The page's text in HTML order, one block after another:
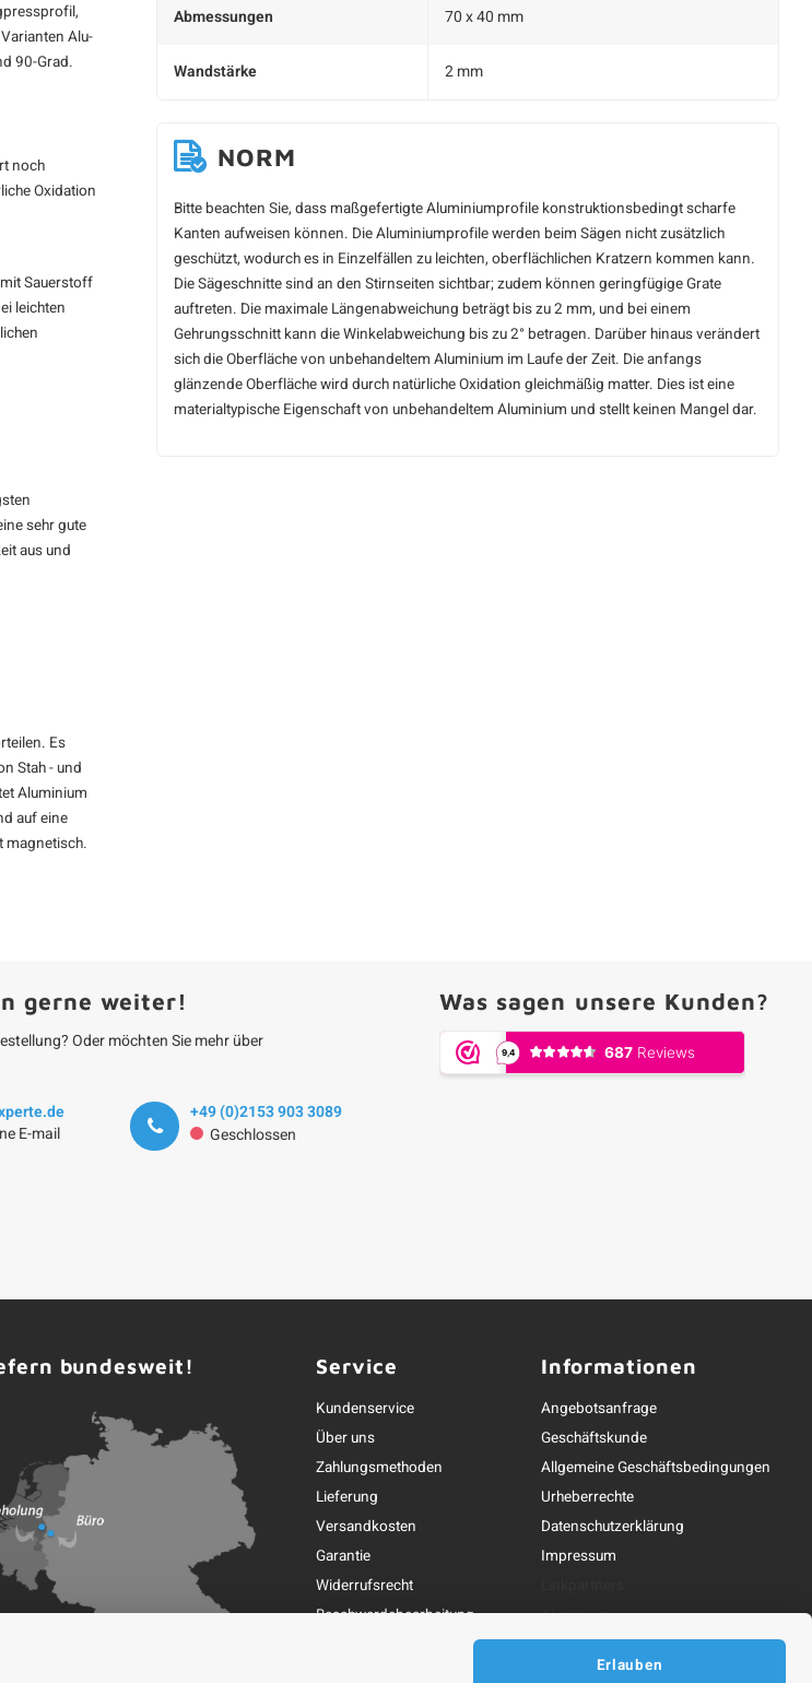
Alu-
90-Grad.
noch
Oxidation
Sauerstoff
leichten
sehr gute
aus und
Es
Stah - und
Aluminium
auf eine
magnetisch.
Abmessungen 70 x 40 mm
Wandstärke 2 mm
NORM
Bitte beachten Sie, dass maßgefertigte Aluminiumprofile konstruktionsbedingt scharfe
Kanten aufweisen können. Die Aluminiumprofile werden beim Sägen nicht zusätzlich
geschützt, wodurch es in Einzelfällen zu leichten, oberflächlichen Kratzern kommen kann.
Die Sägeschnitte sind an den Stirnseiten sichtbar; zudem können geringfügige Grate
auftreten. Die maximale Längenabweichung beträgt bis zu 2 mm, und bei einem
Gehrungsschnitt kann die Winkelabweichung bis zu 2° betragen. Darüber hinaus verändert
sich die Oberfläche von unbehandeltem Aluminium im Laufe der Zeit. Die anfangs
glänzende Oberfläche wird durch natürliche Oxidation gleichmäßig matter. Dies ist eine
materialtypische Eigenschaft von unbehandeltem Aluminium und stellt keinen Mangel dar.
gerne weiter!
Oder möchten Sie mehr über
E-mail
+49 (0)2153 903 3089
Geschlossen
Was sagen unsere Kunden?
bundesweit! Service
Kundenservice
Über uns
Zahlungsmethoden
Lieferung
Versandkosten
Garantie
Widerrufsrecht
Beschwerdebearbeitung
Kontakt und Erreichbarkeit
Informationen
Angebotsanfrage
Geschäftskunde
Allgemeine Geschäftsbedingungen
Urheberrechte
Datenschutzerklärung
Impressum
Aluminium
Alu-Profilleiste
Alu-Flachprofil
Erlauben